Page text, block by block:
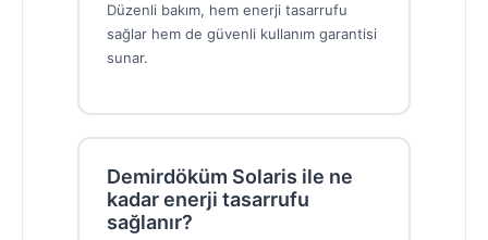
Düzenli bakım, hem enerji tasarrufu
sağlar hem de güvenli kullanım garantisi
sunar.
Demirdöküm Solaris ile ne
kadar enerji tasarrufu
sağlanır?